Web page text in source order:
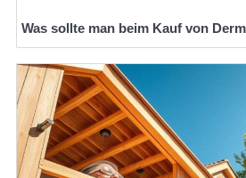
Was sollte man beim Kauf von